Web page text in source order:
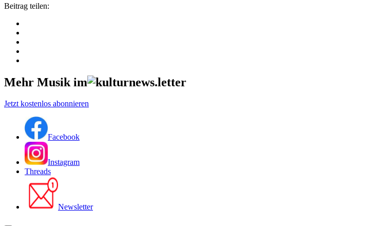
Beitrag teilen:
Mehr Musik im
Jetzt kostenlos abonnieren
Facebook
Instagram
Threads
Newsletter